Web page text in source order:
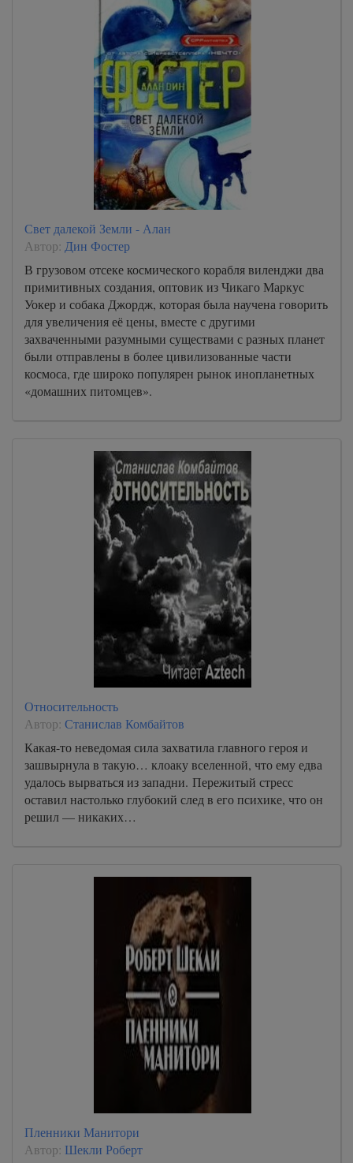
Свет далекой Земли - Алан
Автор: Дин Фостер
В грузовом отсеке космического корабля виленджи два
примитивных создания, оптовик из Чикаго Маркус
Уокер и собака Джордж, которая была научена говорить
для увеличения её цены, вместе с другими
захваченными разумными существами с разных планет
были отправлены в более цивилизованные части
космоса, где широко популярен рынок инопланетных
«домашних питомцев».
Относительность
Автор: Станислав Комбайтов
Какая-то неведомая сила захватила главного героя и
зашвырнула в такую… клоаку вселенной, что ему едва
удалось вырваться из западни. Пережитый стресс
оставил настолько глубокий след в его психике, что он
решил — никаких…
Пленники Манитори
Автор: Шекли Роберт